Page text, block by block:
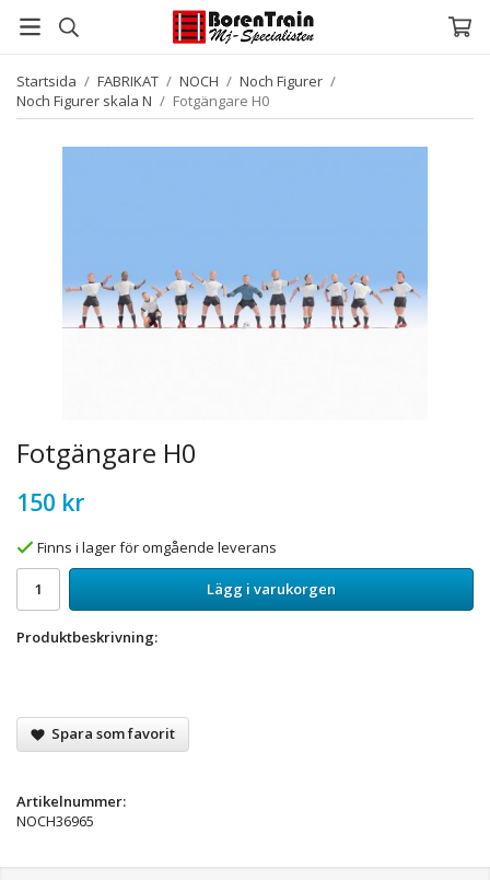
Startsida / FABRIKAT / NOCH / Noch Figurer /
Noch Figurer skala N / Fotgängare H0
Fotgängare H0
150 kr
Finns i lager för omgående leverans
Lägg i varukorgen
Produktbeskrivning:
Spara som favorit
Artikelnummer:
NOCH36965